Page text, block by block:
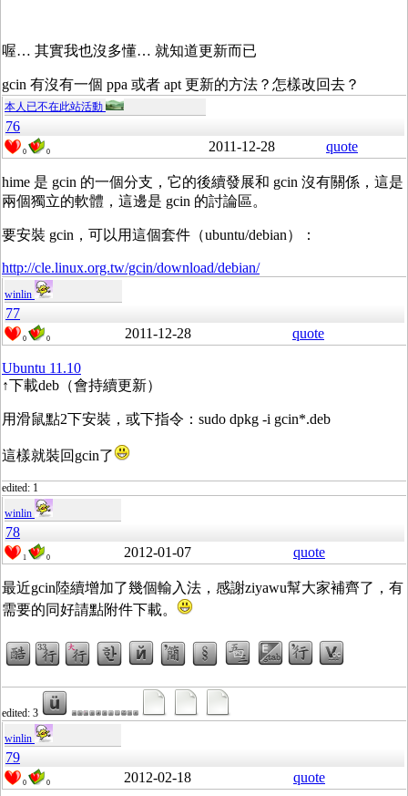
喔… 其實我也沒多懂… 就知道更新而已
gcin 有沒有一個 ppa 或者 apt 更新的方法？怎樣改回去？
本人已不在此站活動
76
0 0 2011-12-28 quote
hime 是 gcin 的一個分支，它的後續發展和 gcin 沒有關係，這是
兩個獨立的軟體，這邊是 gcin 的討論區。
要安裝 gcin，可以用這個套件（ubuntu/debian）：
http://cle.linux.org.tw/gcin/download/debian/
winlin
77
0 0 2011-12-28 quote
Ubuntu 11.10
↑下載deb（會持續更新）
用滑鼠點2下安裝，或下指令：sudo dpkg -i gcin*.deb
這樣就裝回gcin了
edited: 1
winlin
78
1 0 2012-01-07 quote
最近gcin陸續增加了幾個輸入法，感謝ziyawu幫大家補齊了，有
需要的同好請點附件下載。
edited: 3
winlin
79
0 0 2012-02-18 quote